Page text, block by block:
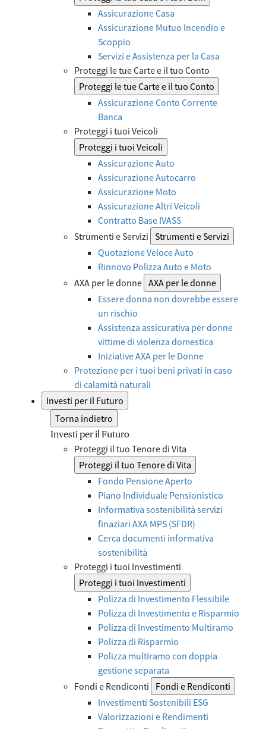
Assicurazione Casa
Assicurazione Mutuo Incendio e
Scoppio
Servizi e Assistenza per la Casa
Proteggi le tue Carte e il tuo Conto
Proteggi le tue Carte e il tuo Conto
Assicurazione Conto Corrente
Banca
Proteggi i tuoi Veicoli
Proteggi i tuoi Veicoli
Assicurazione Auto
Assicurazione Autocarro
Assicurazione Moto
Assicurazione Altri Veicoli
Contratto Base IVASS
Strumenti e Servizi Strumenti e Servizi
Quotazione Veloce Auto
Rinnovo Polizza Auto e Moto
AXA per le donne AXA per le donne
Essere donna non dovrebbe essere
un rischio
Assistenza assicurativa per donne
vittime di violenza domestica
Iniziative AXA per le Donne
Protezione per i tuoi beni privati in caso
di calamità naturali
Investi per il Futuro
Torna indietro
Investi per il Futuro
Proteggi il tuo Tenore di Vita
Proteggi il tuo Tenore di Vita
Fondo Pensione Aperto
Piano Individuale Pensionistico
Informativa sostenibilità servizi
finaziari AXA MPS (SFDR)
Cerca documenti informativa
sostenibilità
Proteggi i tuoi Investimenti
Proteggi i tuoi Investimenti
Polizza di Investimento Flessibile
Polizza di Investimento e Risparmio
Polizza di Investimento Multiramo
Polizza di Risparmio
Polizza multiramo con doppia
gestione separata
Fondi e Rendiconti
Fondi e Rendiconti
Investimenti Sostenibili ESG
Valorizzazioni e Rendimenti